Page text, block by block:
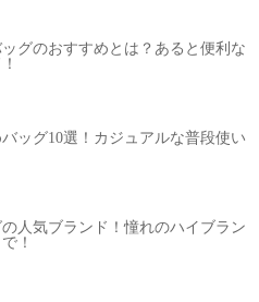
グのおすすめとは？あると便利な
ッグ10選！カジュアルな普段使い
人気ブランド！憧れのハイブラン
！